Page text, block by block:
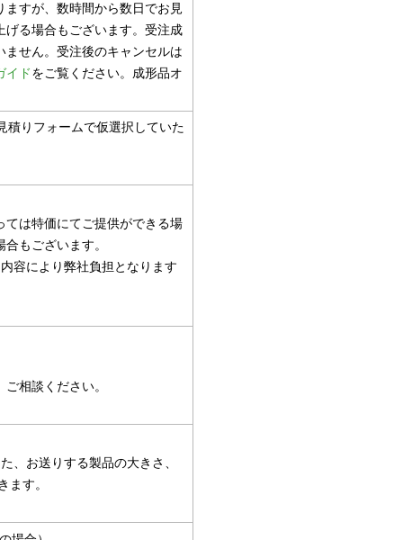
ますが、数時間から数日でお見
る場合もございます。受注成
せん。受注後のキャンセルは
イドをご覧ください。成形品オ
積りフォームで仮選択していた
は特価にてご提供ができる場
もございます。
容により弊社負担となります
相談ください。
、お送りする製品の大きさ、
ます。